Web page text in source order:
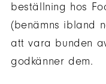
beställning hos
(benämns ibland
att vara bunden
godkänner dem.